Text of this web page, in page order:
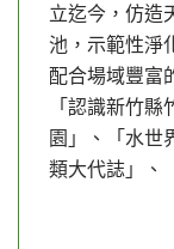
立迄今，仿造
池，示範性淨
配合場域豐富
「認識新竹
園」、「水世
類大代誌」、